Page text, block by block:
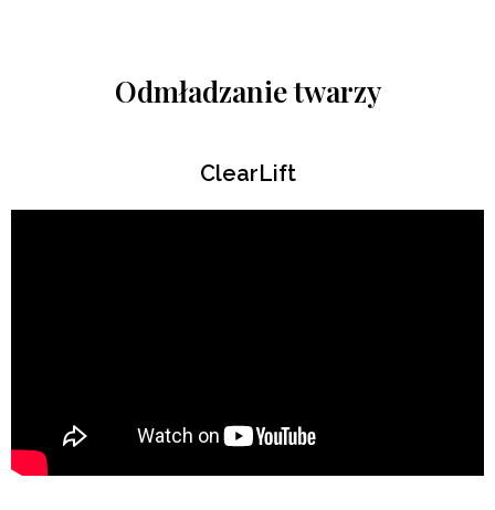
Odmładzanie twarzy
ClearLift